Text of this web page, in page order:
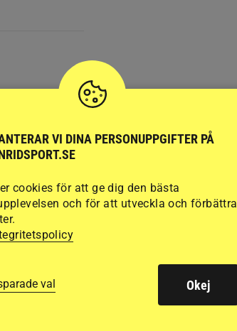
VI DINA PERSONUPPGIFTER PÅ
cookies för att ge dig den bästa
och för att utveckla och förbättra
val Okej